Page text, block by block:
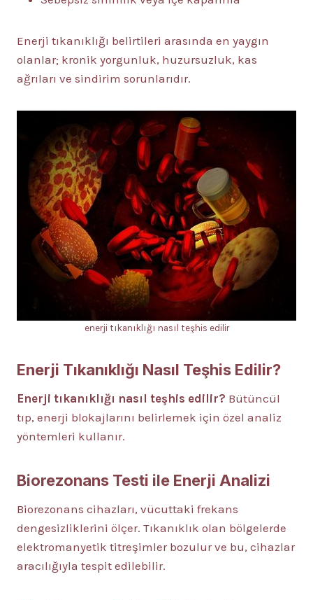
Enerji tıkanıklığı belirtileri arasında en yaygın
olanlar; kronik yorgunluk, huzursuzluk, kas
ağrıları ve sindirim sorunlarıdır.
enerji tıkanıklığı nasıl teşhis edilir
Enerji Tıkanıklığı Nasıl Teşhis Edilir?
Enerji tıkanıklığı nasıl teşhis edilir? Bütüncül
tıp, enerji blokajlarını belirlemek için özel analiz
yöntemleri kullanır.
Biorezonans Testi ile Enerji Analizi
Biorezonans cihazları, vücuttaki frekans
dengesizliklerini ölçer. Tıkanıklık olan bölgelerde
elektromanyetik titreşimler bozulur ve bu, cihazlar
aracılığıyla tespit edilebilir.